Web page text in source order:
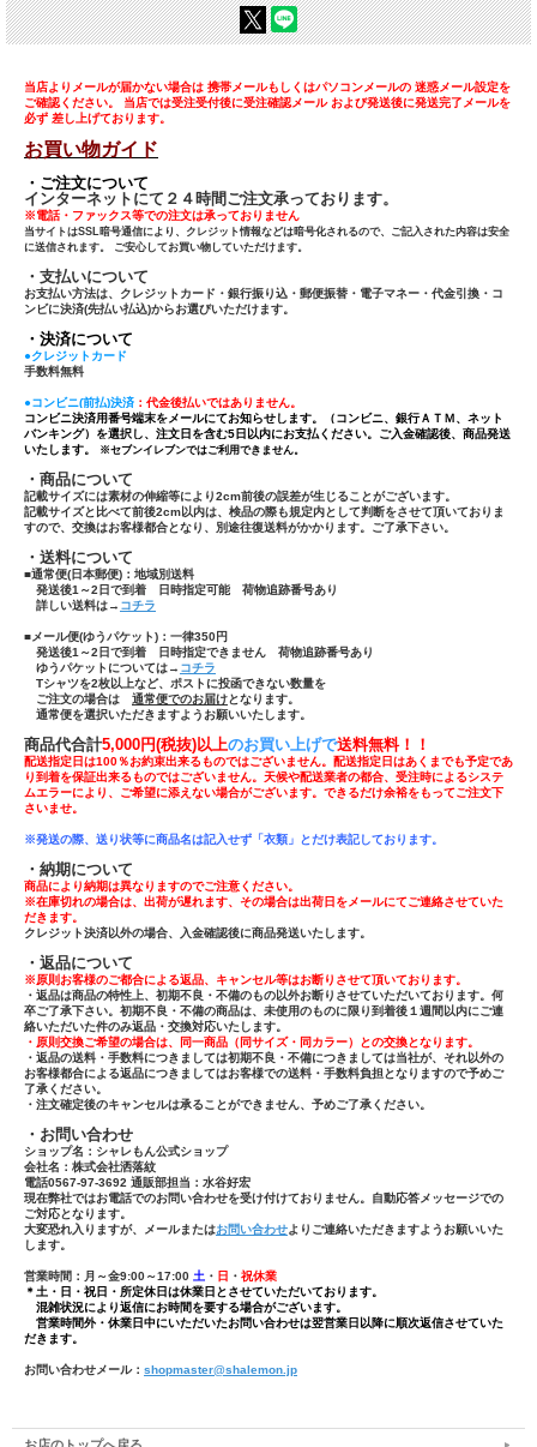
当店よりメールが届かない場合は 携帯メールもしくはパソコンメールの 迷惑メール設定を
ご確認ください。 当店では受注受付後に受注確認メール および発送後に発送完了メールを
必ず 差し上げております。
お買い物ガイド
・ご注文について
インターネットにて２４時間ご注文承っております。
※電話・ファックス等での注文は承っておりません
当サイトはSSL暗号通信により、クレジット情報などは暗号化されるので、ご記入された内容は安全
に送信されます。 ご安心してお買い物していただけます。
・支払いについて
お支払い方法は、クレジットカード・銀行振り込・郵便振替・電子マネー・代金引換・コ
ンビに決済(先払い払込)からお選びいただけます。
・決済について
●クレジットカード
手数料無料
●コンビニ(前払)決済 ：代金後払いではありません。
コンビニ決済用番号端末をメールにてお知らせします。（コンビニ、銀行ＡＴＭ、ネット
バンキング）を選択し、注文日を含む5日以内にお支払ください。ご入金確認後、商品発送
いたします。
※セブンイレブンではご利用できません。
・商品について
記載サイズには素材の伸縮等により2cm前後の誤差が生じることがございます。
記載サイズと比べて前後2cm以内は、検品の際も規定内として判断をさせて頂いておりま
すので、交換はお客様都合となり、別途往復送料がかかります。ご了承下さい。
・送料について
■通常便(日本郵便)： 地域別送料
発送後1～2日で到着 日時指定可能 荷物追跡番号あり
詳しい送料は→ コチラ
■メール便(ゆうパケット)：一律350円
発送後1～2日で到着 日時指定できません 荷物追跡番号あり
ゆうパケットについては→ コチラ
Tシャツを2枚以上など、ポストに投函できない数量を
ご注文の場合は 通常便でのお届けとなります。
通常便を選択いただきますようお願いいたします。
商品代合計5,000円(税抜)以上のお買い上げで送料無料！！
配送指定日は100％お約束出来るものではございません。配送指定日はあくまでも予定であ
り到着を保証出来るものではございません。天候や配送業者の都合、受注時によるシステ
ムエラーにより、ご希望に添えない場合がございます。できるだけ余裕をもってご注文下
さいませ。
※発送の際、送り状等に商品名は記入せず「衣類」とだけ表記しております。
・納期について
商品により納期は異なりますのでご注意ください。
※在庫切れの場合は、出荷が遅れます、その場合は出荷日をメールにてご連絡させていた
だきます。
クレジット決済以外の場合、入金確認後に商品発送いたします。
・返品について
※原則お客様のご都合による返品、キャンセル等はお断りさせて頂いております。
・返品は商品の特性上、初期不良・不備のもの以外お断りさせていただいております。何
卒ご了承下さい。初期不良・不備の商品は、未使用のものに限り到着後１週間以内にご連
絡いただいた件のみ返品・交換対応いたします。
・原則交換ご希望の場合は、同一商品（同サイズ・同カラー）との交換となります。
・返品の送料・手数料につきましては初期不良・不備につきましては当社が、それ以外の
お客様都合による返品につきましてはお客様での送料・手数料負担となりますので予めご
了承ください。
・注文確定後のキャンセルは承ることができません、予めご了承ください。
・お問い合わせ
ショップ名：シャレもん公式ショップ
会社名：株式会社洒落紋
電話0567-97-3692 通販部担当：水谷好宏
現在弊社ではお電話でのお問い合わせを受け付けておりません。自動応答メッセージでの
ご対応となります。
大変恐れ入りますが、メールまたはお問い合わせよりご連絡いただきますようお願いいた
します。
営業時間：月～金9:00～17:00 土 ・ 日 ・ 祝休業
＊土・日・祝日・所定休日は休業日とさせていただいております。
混雑状況により返信にお時間を要する場合がございます。
営業時間外・休業日中にいただいたお問い合わせは翌営業日以降に順次返信させていた
だきます。
お問い合わせメール： shopmaster@shalemon.jp